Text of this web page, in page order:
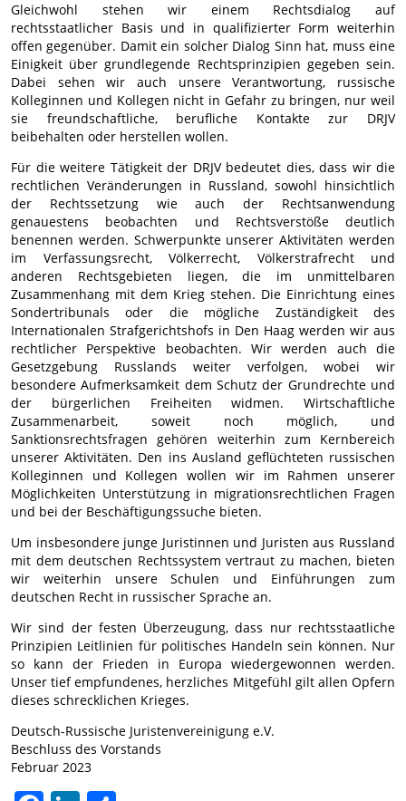
Gleichwohl stehen wir einem Rechtsdialog auf
rechtsstaatlicher Basis und in qualifizierter Form weiterhin
offen gegenüber. Damit ein solcher Dialog Sinn hat, muss eine
Einigkeit über grundlegende Rechtsprinzipien gegeben sein.
Dabei sehen wir auch unsere Verantwortung, russische
Kolleginnen und Kollegen nicht in Gefahr zu bringen, nur weil
sie freundschaftliche, berufliche Kontakte zur DRJV
beibehalten oder herstellen wollen.
Für die weitere Tätigkeit der DRJV bedeutet dies, dass wir die
rechtlichen Veränderungen in Russland, sowohl hinsichtlich
der Rechtssetzung wie auch der Rechtsanwendung
genauestens beobachten und Rechtsverstöße deutlich
benennen werden. Schwerpunkte unserer Aktivitäten werden
im Verfassungsrecht, Völkerrecht, Völkerstrafrecht und
anderen Rechtsgebieten liegen, die im unmittelbaren
Zusammenhang mit dem Krieg stehen. Die Einrichtung eines
Sondertribunals oder die mögliche Zuständigkeit des
Internationalen Strafgerichtshofs in Den Haag werden wir aus
rechtlicher Perspektive beobachten. Wir werden auch die
Gesetzgebung Russlands weiter verfolgen, wobei wir
besondere Aufmerksamkeit dem Schutz der Grundrechte und
der bürgerlichen Freiheiten widmen. Wirtschaftliche
Zusammenarbeit, soweit noch möglich, und
Sanktionsrechtsfragen gehören weiterhin zum Kernbereich
unserer Aktivitäten. Den ins Ausland geflüchteten russischen
Kolleginnen und Kollegen wollen wir im Rahmen unserer
Möglichkeiten Unterstützung in migrationsrechtlichen Fragen
und bei der Beschäftigungssuche bieten.
Um insbesondere junge Juristinnen und Juristen aus Russland
mit dem deutschen Rechtssystem vertraut zu machen, bieten
wir weiterhin unsere Schulen und Einführungen zum
deutschen Recht in russischer Sprache an.
Wir sind der festen Überzeugung, dass nur rechtsstaatliche
Prinzipien Leitlinien für politisches Handeln sein können. Nur
so kann der Frieden in Europa wiedergewonnen werden.
Unser tief empfundenes, herzliches Mitgefühl gilt allen Opfern
dieses schrecklichen Krieges.
Deutsch-Russische Juristenvereinigung e.V.
Beschluss des Vorstands
Februar 2023